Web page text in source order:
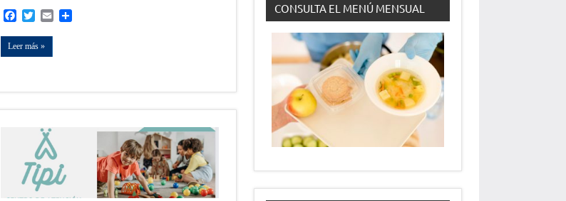
FacebookTwitterEmail
Leer más
CONSULTA EL MENÚ MENSUAL